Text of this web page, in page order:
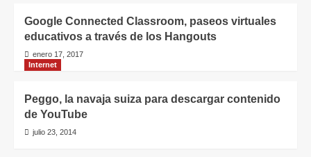
Google Connected Classroom, paseos virtuales
educativos a través de los Hangouts
enero 17, 2017
Internet
Peggo, la navaja suiza para descargar contenido
de YouTube
julio 23, 2014